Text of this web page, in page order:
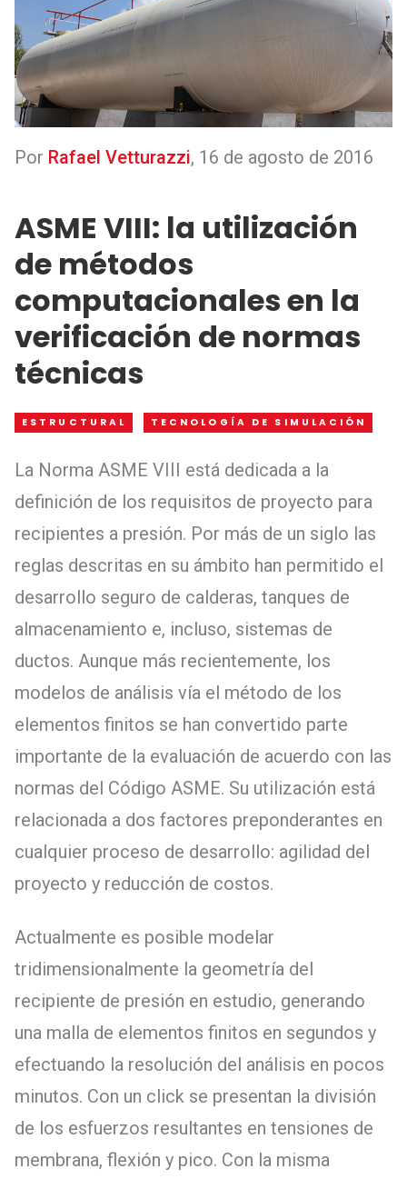
Por Rafael Vetturazzi, 16 de agosto de 2016
ASME VIII: la utilización
de métodos
computacionales en la
verificación de normas
técnicas
ESTRUCTURAL TECNOLOGÍA DE SIMULACIÓN
La Norma ASME VIII está dedicada a la
definición de los requisitos de proyecto para
recipientes a presión. Por más de un siglo las
reglas descritas en su ámbito han permitido el
desarrollo seguro de calderas, tanques de
almacenamiento e, incluso, sistemas de
ductos. Aunque más recientemente, los
modelos de análisis vía el método de los
elementos finitos se han convertido parte
importante de la evaluación de acuerdo con las
normas del Código ASME. Su utilización está
relacionada a dos factores preponderantes en
cualquier proceso de desarrollo: agilidad del
proyecto y reducción de costos.
Actualmente es posible modelar
tridimensionalmente la geometría del
recipiente de presión en estudio, generando
una malla de elementos finitos en segundos y
efectuando la resolución del análisis en pocos
minutos. Con un click se presentan la división
de los esfuerzos resultantes en tensiones de
membrana, flexión y pico. Con la misma